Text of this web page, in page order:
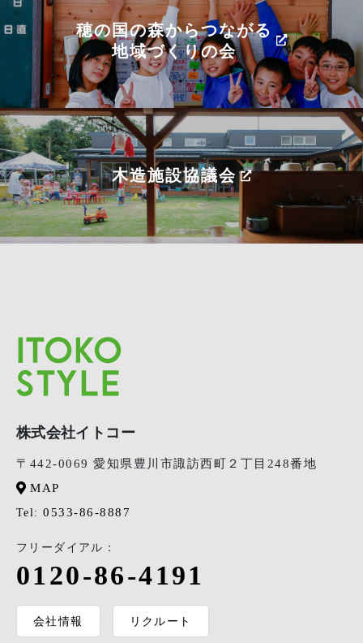
穂の国の森からつながる
地域づくりの会
木造施設協議会
株式会社イトコー
〒442-0069 愛知県豊川市諏訪西町２丁目248番地
MAP
Tel: 0533-86-8887
フリーダイアル：
0120-86-4191
会社情報 リクルート